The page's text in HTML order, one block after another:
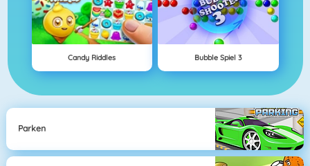
Candy Riddles Bubble Spiel 3
Parken